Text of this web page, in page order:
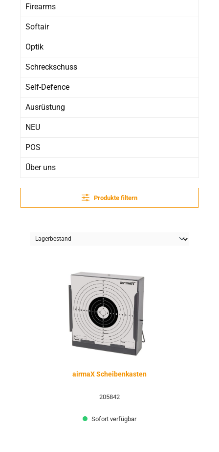
Firearms
Softair
Optik
Schreckschuss
Self-Defence
Ausrüstung
NEU
POS
Über uns
Produkte filtern
airmaX Scheibenkasten
205842
Sofort verfügbar